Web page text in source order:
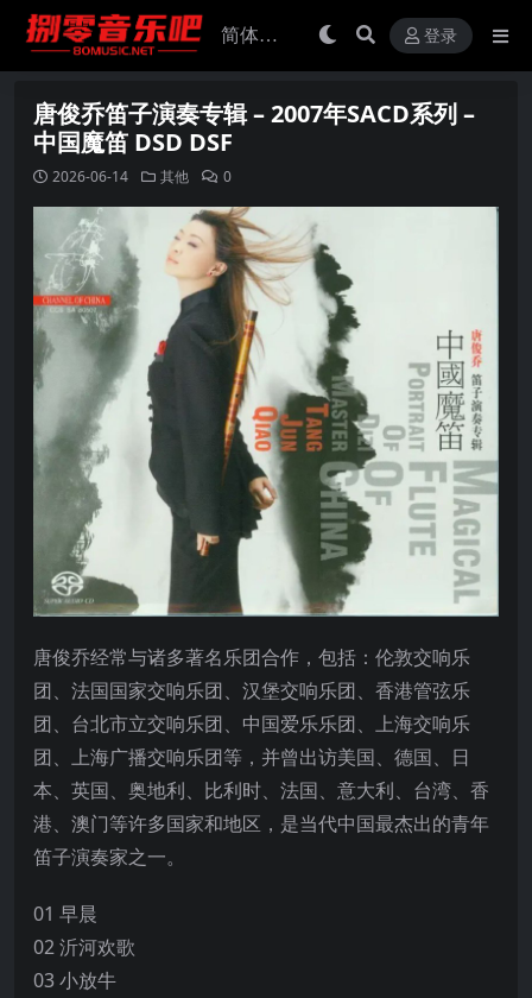
登录
唐俊乔笛子演奏专辑 – 2007年SACD系列 –
中国魔笛 DSD DSF
2026-06-14 其他 0
唐俊乔经常与诸多著名乐团合作，包括：伦敦交响乐
团、法国国家交响乐团、汉堡交响乐团、香港管弦乐
团、台北市立交响乐团、中国爱乐乐团、上海交响乐
团、上海广播交响乐团等，并曾出访美国、德国、日
本、英国、奥地利、比利时、法国、意大利、台湾、香
港、澳门等许多国家和地区，是当代中国最杰出的青年
笛子演奏家之一。
01 早晨
02 沂河欢歌
03 小放牛